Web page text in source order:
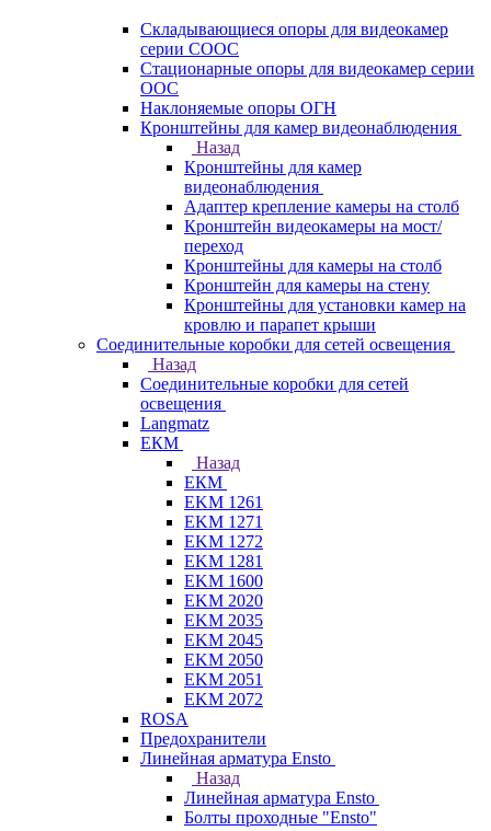
Складывающиеся опоры для видеокамер
серии СООС
Стационарные опоры для видеокамер серии
ООС
Наклоняемые опоры ОГН
Кронштейны для камер видеонаблюдения
Назад
Кронштейны для камер
видеонаблюдения
Адаптер крепление камеры на столб
Кронштейн видеокамеры на мост/
переход
Кронштейны для камеры на столб
Кронштейн для камеры на стену
Кронштейны для установки камер на
кровлю и парапет крыши
Соединительные коробки для сетей освещения
Назад
Соединительные коробки для сетей
освещения
Langmatz
ЕКМ
Назад
ЕКМ
EKM 1261
EKM 1271
EKM 1272
EKM 1281
EKM 1600
EKM 2020
EKM 2035
EKM 2045
EKM 2050
EKM 2051
EKM 2072
ROSA
Предохранители
Линейная арматура Ensto
Назад
Линейная арматура Ensto
Болты проходные "Ensto"